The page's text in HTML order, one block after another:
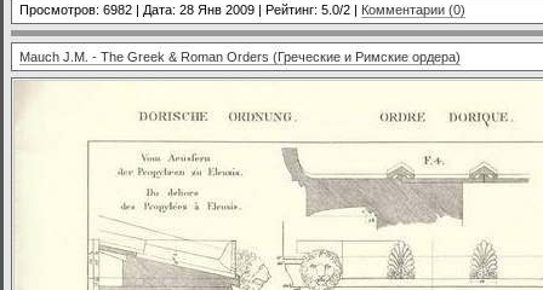
Просмотров: 6982 | Дата: 28 Янв 2009 | Рейтинг: 5.0/2 | Комментарии (0)
Mauch J.M. - The Greek & Roman Orders (Греческие и Римские ордера)